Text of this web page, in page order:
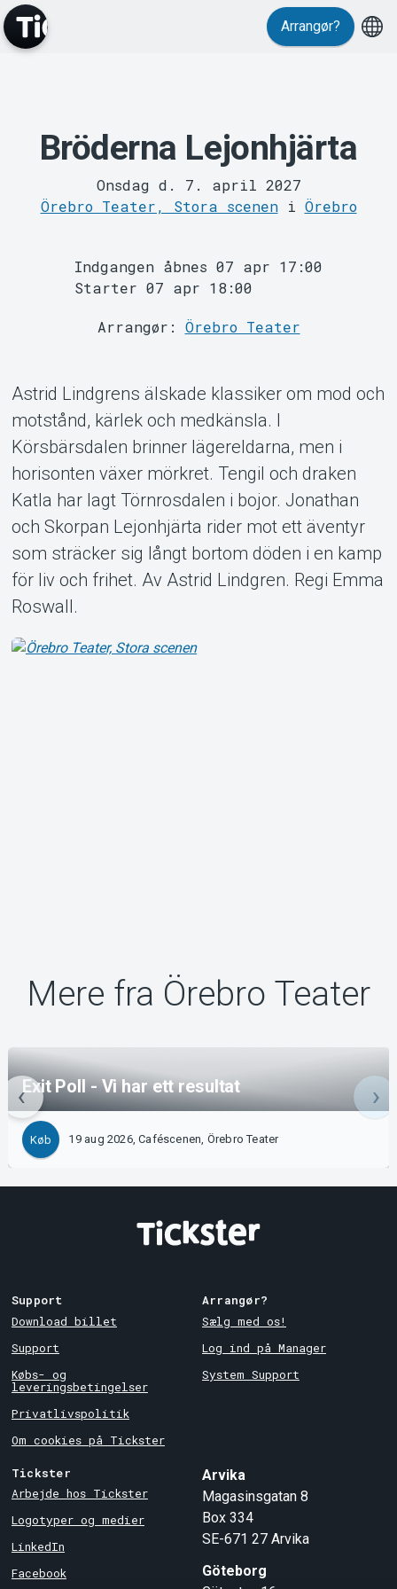
MyTickster
Support
Om Tickster
Arrangør?
Bröderna Lejonhjärta
Onsdag d. 7. april 2027
Örebro Teater, Stora sceneni Örebro
Indgangen åbnes 07 apr 17:00
Starter 07 apr 18:00
Arrangør: Örebro Teater
Astrid Lindgrens älskade klassiker om mod och
motstånd, kärlek och medkänsla. I
Körsbärsdalen brinner lägereldarna, men i
horisonten växer mörkret. Tengil och draken
Katla har lagt Törnrosdalen i bojor. Jonathan
och Skorpan Lejonhjärta rider mot ett äventyr
som sträcker sig långt bortom döden i en kamp
för liv och frihet. Av Astrid Lindgren. Regi Emma
Roswall.
Mere fra Örebro Teater
Exit Poll - Vi har ett resultat
Køb 19 aug 2026, Caféscenen, Örebro Teater
Support
Download billet
Support
Købs- og
leveringsbetingelser
Privatlivspolitik
Om cookies på Tickster
Arrangør?
Sælg med os!
Log ind på Manager
System Support
Tickster
Arbejde hos Tickster
Logotyper og medier
LinkedIn
Facebook
Arvika
Magasinsgatan 8
Box 334
SE-671 27 Arvika
Göteborg